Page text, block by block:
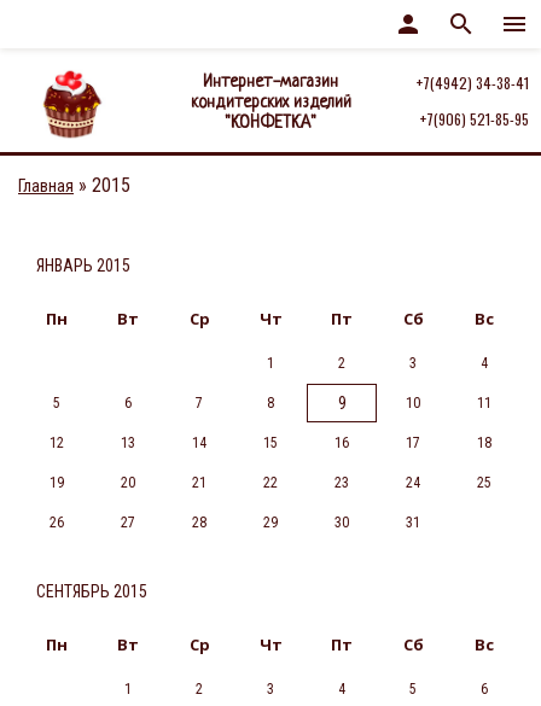
menu
search
person
Интернет-магазин
кондитерских изделий
"КОНФЕТКА"
+7(4942) 34-38-41
+7(906) 521-85-95
Главная » 2015
ЯНВАРЬ 2015
Пн Вт Ср Чт Пт Сб Вс
1 2 3 4
5 6 7 8 9 10 11
12 13 14 15 16 17 18
19 20 21 22 23 24 25
26 27 28 29 30 31
СЕНТЯБРЬ 2015
Пн Вт Ср Чт Пт Сб Вс
1 2 3 4 5 6